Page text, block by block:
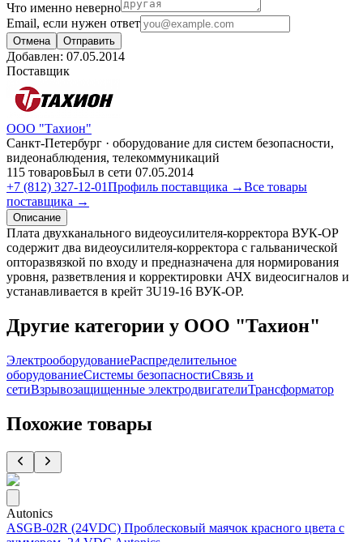
Что именно неверно
Email, если нужен ответ
Отмена Отправить
Добавлен: 07.05.2014
Поставщик
ООО "Тахион"
Санкт-Петербург · оборудование для систем безопасности,
видеонаблюдения, телекоммуникаций
115 товаровБыл в сети 07.05.2014
+7 (812) 327-12-01Профиль поставщика →Все товары
поставщика →
Описание
Плата двухканального видеоусилителя-корректора ВУК-ОР
содержит два видеоусилителя-корректора с гальванической
опторазвязкой по входу и предназначена для нормирования
уровня, разветвления и корректировки АЧХ видеосигналов и
устанавливается в крейт 3U19-16 ВУК-ОР.
Другие категории у ООО "Тахион"
ЭлектрооборудованиеРаспределительное
оборудованиеСистемы безопасностиСвязь и
сетиВзрывозащищенные электродвигателиТрансформатор
Похожие товары
Autonics
ASGB-02R (24VDC) Проблесковый маячок красного цвета с